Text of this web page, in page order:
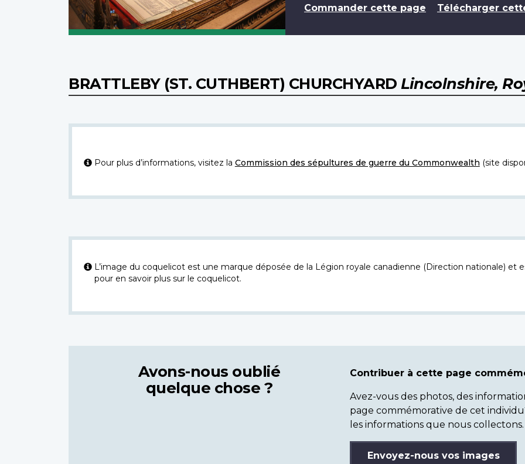
Commander cette page
Télécharger
BRATTLEBY (ST. CUTHBERT) CHURCHYARD Lincolnshire,
Pour plus d’informations, visitez la Commission des sépultures de guerre du Commonwealth (site
L’image du coquelicot est une marque déposée de la Légion royale canadienne (Direction nationale) et
pour en savoir plus sur le coquelicot.
Avons-nous oublié
quelque chose ?
Contribuer à cette page
Avez-vous des photos, des
page commémorative de cet
les informations que nous collectons.
Envoyez-nous vos images